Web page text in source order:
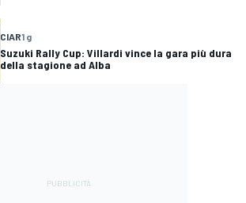
CIAR1 g
Suzuki Rally Cup: Villardi vince la gara più dura
della stagione ad Alba